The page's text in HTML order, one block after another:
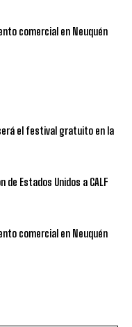
comercial en Neuquén
el festival gratuito en la
de Estados Unidos a CALF
comercial en Neuquén